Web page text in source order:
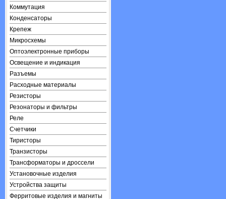
Коммутация
Конденсаторы
Крепеж
Микросхемы
Оптоэлектронные приборы
Освещение и индикация
Разъемы
Расходные материалы
Резисторы
Резонаторы и фильтры
Реле
Счетчики
Тиристоры
Транзисторы
Трансформаторы и дроссели
Установочные изделия
Устройства защиты
Ферритовые изделия и магниты